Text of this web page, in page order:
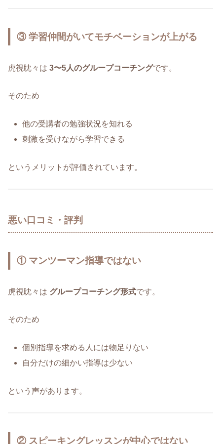
③ 学習仲間がいてモチベーションが上がる
虎視眈々は 3〜5人のグループコーチングです。
そのため
他の受講者の勉強状況を知れる
刺激を受けながら学習できる
というメリットが評価されています。
悪い口コミ・評判
① マンツーマン指導ではない
虎視眈々は グループコーチング形式です。
そのため
個別指導を求める人には物足りない
自分だけの細かい指導は少ない
という声があります。
② スピーキングレッスンが中心ではない